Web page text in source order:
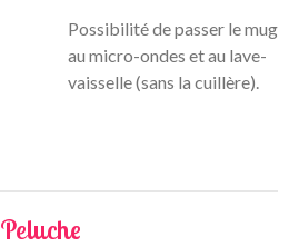
Possibilité de passer le mug
au micro-ondes et au lave-
vaisselle (sans la cuillère).
Peluche